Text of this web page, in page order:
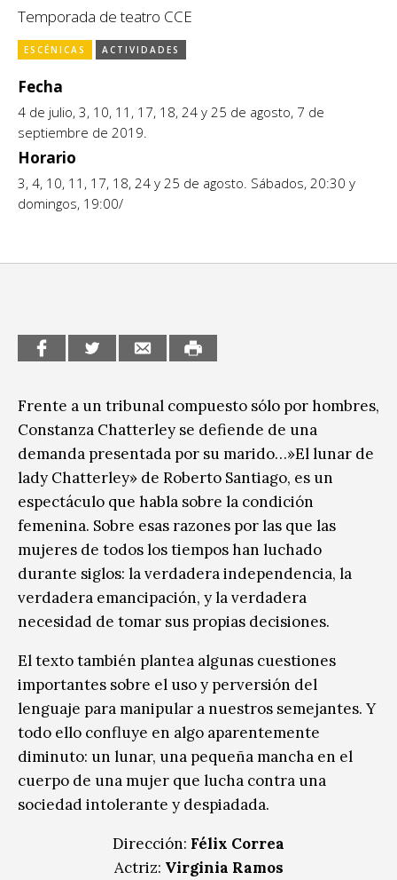
CCE en el interior/libros
Espacio itinerante de lectura infantil
Exposiciones
Formación
Género y Diversidad
Infantil y Juvenil
Letras
Música
Temporada de teatro CCE
ESCÉNICAS ACTIVIDADES
Fecha
4 de julio, 3, 10, 11, 17, 18, 24 y 25 de agosto, 7 de
septiembre de 2019.
Horario
3, 4, 10, 11, 17, 18, 24 y 25 de agosto. Sábados, 20:30 y
domingos, 19:00/
Frente a un tribunal compuesto sólo por hombres,
Constanza Chatterley se defiende de una
demanda presentada por su marido…»El lunar de
lady Chatterley» de Roberto Santiago, es un
espectáculo que habla sobre la condición
femenina. Sobre esas razones por las que las
mujeres de todos los tiempos han luchado
durante siglos: la verdadera independencia, la
verdadera emancipación, y la verdadera
necesidad de tomar sus propias decisiones.
El texto también plantea algunas cuestiones
importantes sobre el uso y perversión del
lenguaje para manipular a nuestros semejantes. Y
todo ello confluye en algo aparentemente
diminuto: un lunar, una pequeña mancha en el
cuerpo de una mujer que lucha contra una
sociedad intolerante y despiadada.
Dirección: Félix Correa
Actriz: Virginia Ramos